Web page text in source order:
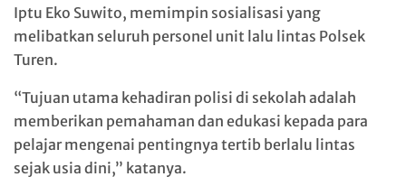
Iptu Eko Suwito, memimpin sosialisasi yang
melibatkan seluruh personel unit lalu lintas Polsek
Turen.
“Tujuan utama kehadiran polisi di sekolah adalah
memberikan pemahaman dan edukasi kepada para
pelajar mengenai pentingnya tertib berlalu lintas
sejak usia dini,” katanya.